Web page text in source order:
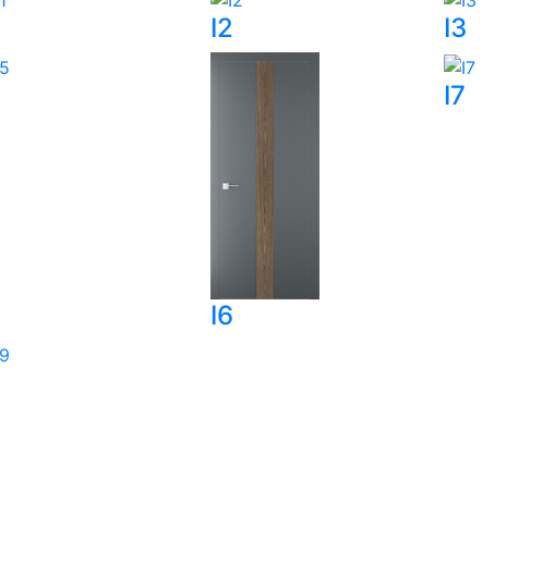
I2 I3
I6
I7